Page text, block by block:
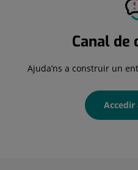
Canal de
Ajuda’ns a construir un
Accedir